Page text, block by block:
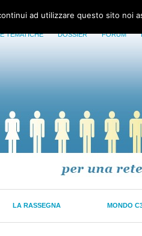
TEMATICHE DOSSIER FORUM
LA RASSEGNA MONDO
ad utilizzare questo sito noi